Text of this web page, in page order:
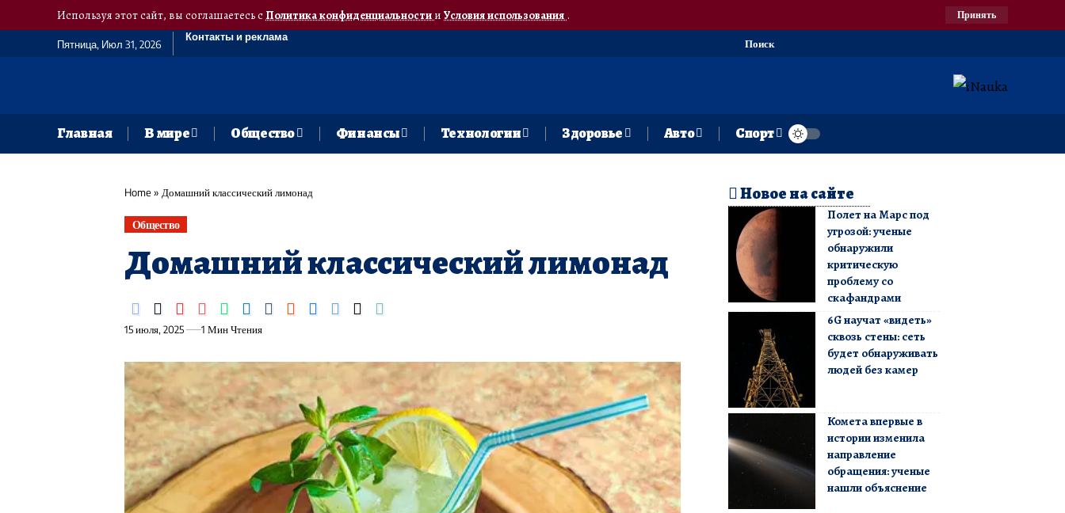
Используя этот сайт, вы соглашаетесь сПолитика конфиденциальностии Условия использования. Принять
Пятница, Июл 31, 2026
Контакты и реклама
Поиск
Главная В мире Общество Финансы Технологии Здоровье Авто Спорт
Home» Домашний классический лимонад
Общество
Домашний классический лимонад
15 июля, 2025 1 Мин Чтения
Новое на сайте
Полет на Марс под
угрозой: ученые
обнаружили
критическую
проблему со
скафандрами
6G научат «видеть»
сквозь стены: сеть
будет обнаруживать
людей без камер
Комета впервые в
истории изменила
направление
обращения: ученые
нашли объяснение